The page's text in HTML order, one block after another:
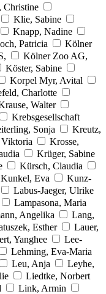
Christine
Klie, Sabine
Knapp, Nadine
Patricia
Kölner
Kölner Zoo AG,
Köster, Sabine
Korpel Myr, Avital
Charlotte
Walter
Krebsgesellschaft
Sonja
Kreutz,
Krosse,
Krüger, Sabine
Kürsch, Claudia
Kunkel, Eva
Kunz-
Labus-Jaeger, Ulrike
Lampasona, Maria
Angelika
Lang,
Esther
Lauer,
Yanghee
Lee-
Lehming, Eva-Maria
Leu, Anja
Leyhe,
Liedtke, Norbert
Link, Armin